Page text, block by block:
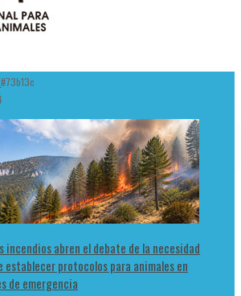
#73b13c
incendios abren el debate de la necesidad
establecer protocolos para animales en
de emergencia